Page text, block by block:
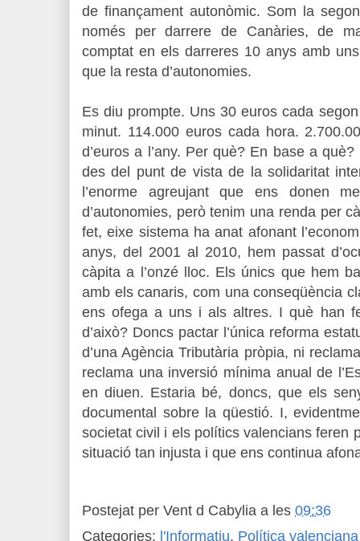
de finançament autonòmic. Som la
només per darrere de Canàries, de
comptat en els darreres 10 anys amb
que la resta d’autonomies.
Es diu prompte. Uns 30 euros cada
minut. 114.000 euros cada hora.
d’euros a l’any. Per què? En base a
des del punt de vista de la solidaritat
l’enorme agreujant que ens donen
d’autonomies, però tenim una renda per
fet, eixe sistema ha anat afonant
anys, del 2001 al 2010, hem passat
càpita a l’onzé lloc. Els únics que hem
amb els canaris, com una conseqüència
ens ofega a uns i als altres. I què han
d’això? Doncs pactar l’única reforma
d’una Agència Tributària pròpia, ni
reclama una inversió mínima anual de
en diuen. Estaria bé, doncs, que els
documental sobre la qüestió. I,
societat civil i els polítics valencians feren
situació tan injusta i que ens continua
Postejat per Vent d Cabylia a les 09:36
Categories: l'Informatiu, Política valenciana